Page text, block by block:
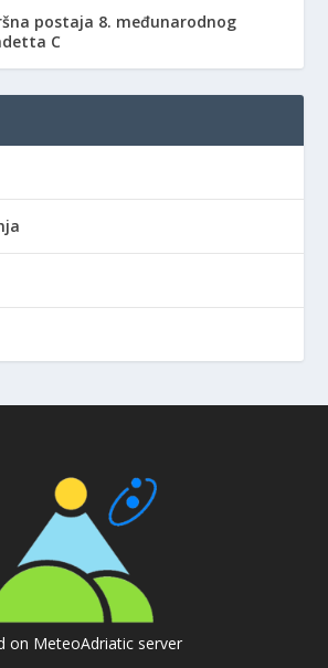
postaja 8. međunarodnog
C
on MeteoAdriatic server